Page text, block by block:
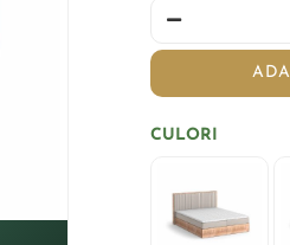
CULORI